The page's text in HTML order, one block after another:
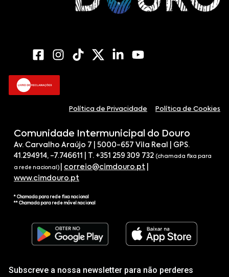
Política de Privacidade Política de Cookies
Comunidade Intermunicipal do Douro
Av. Carvalho Araújo 7 | 5000-657 Vila Real | GPS.
41.294914, -7.746611 | T. +351 259 309 732 (chamada fixa para
a rede nacional) correio@cimdouro.pt
www.cimdouro.pt
* Chamada para rede fixa nacional
** Chamada para rede móvel nacional
Subscreve a nossa newsletter para não perderes